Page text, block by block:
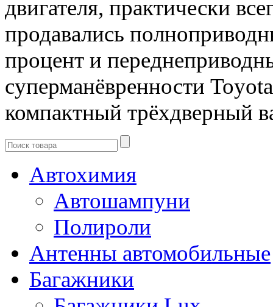
двигателя, практически
продавались
процент и
суперманёвренности
компактный трёхдверный
Автохимия
Автошампуни
Полироли
Антенны автомобильные
Багажники